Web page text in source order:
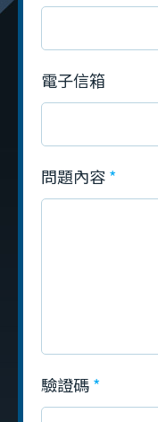
電子信箱
問題內容
驗證碼